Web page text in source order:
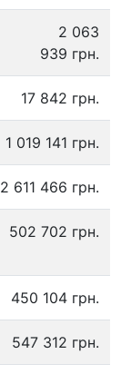
2 063
939 грн.
17 842 грн.
1 019 141 грн.
2 611 466 грн.
502 702 грн.
450 104 грн.
547 312 грн.